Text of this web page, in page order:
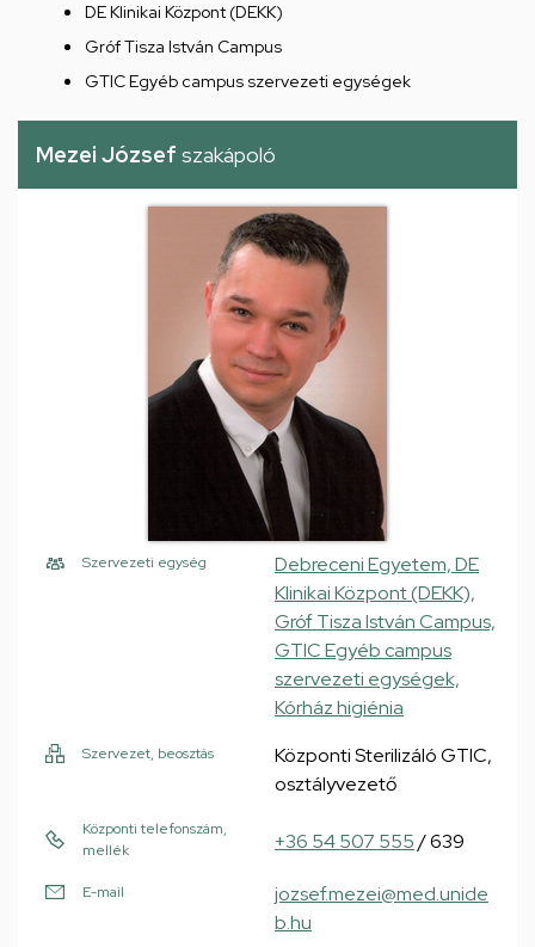
DE Klinikai Központ (DEKK)
Gróf Tisza István Campus
GTIC Egyéb campus szervezeti egységek
Mezei József szakápoló
Szervezeti egység
Debreceni Egyetem, DE
Klinikai Központ (DEKK),
Gróf Tisza István Campus,
GTIC Egyéb campus
szervezeti egységek,
Kórház higiénia
Szervezet, beosztás
Központi Sterilizáló GTIC,
osztályvezető
Központi telefonszám,
mellék
+36 54 507 555/ 639
E-mail
jozsef.mezei@med.unide
b.hu